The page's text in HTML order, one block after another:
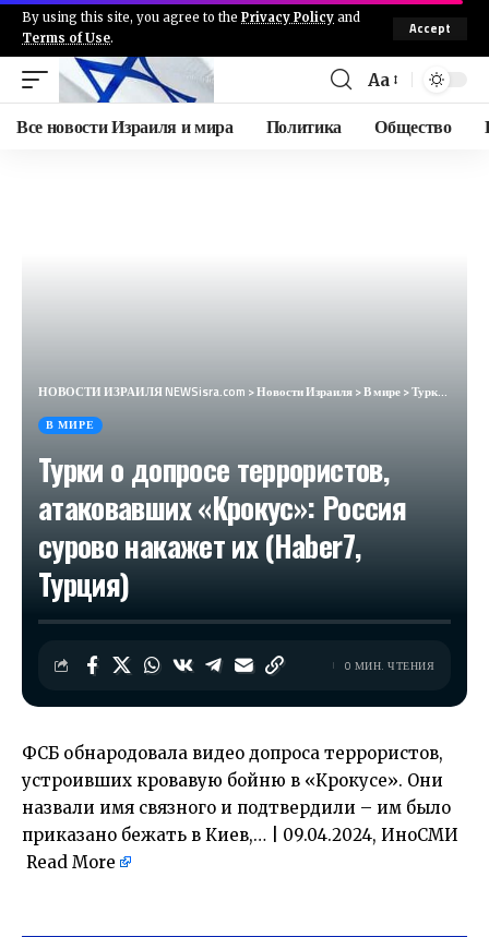
By using this site, you agree to the Privacy Policy and
Terms of Use.
Accept
Aa
Все новости Израиля и мира Политика Общество
НОВОСТИ ИЗРАИЛЯ NEWSisra.com >Новости Израиля>В мире>Турки о допросе террористов, атаковавших «Крокус»: Россия сурово накажет их (Haber7, Турция)
В МИРЕ
Турки о допросе террористов,
атаковавших «Крокус»: Россия
сурово накажет их (Haber7,
Турция)
0 МИН. ЧТЕНИЯ
ФСБ обнародовала видео допроса террористов,
устроивших кровавую бойню в «Крокусе». Они
назвали имя связного и подтвердили – им было
приказано бежать в Киев,… | 09.04.2024, ИноСМИ
Read More